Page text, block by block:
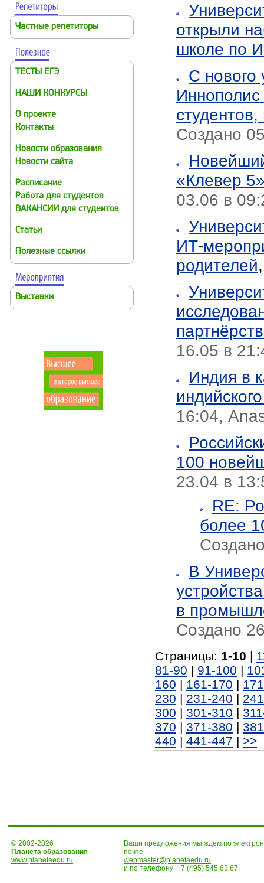
Частные репетиторы
ТЕСТЫ ЕГЭ
НАШИ КОНКУРСЫ
О проекте
Контакты
Новости образования
Новости сайта
Расписание
Работа для студентов
ВАКАНСИИ для студентов
Статьи
Полезные ссылки
Выставки
открыли
школе по
С нового
Создано
«Клевер
03.06 в
ИТ-
родителей
16.05 в
Индия в
16:04,
100
23.04 в
RE:
более
В
в
Создано
Страницы: 1-10 |
81-90 | 91-100 |
160 | 161-170 |
230 | 231-240 |
300 | 301-310 |
370 | 371-380 |
440 | 441-447 | >>
© 2002-2026
Планета образования
www.planetaedu.ru
Ваши предложения мы ждем по
почте
webmaster@planetaedu.ru
и по телефону: +7 (495) 545 63 67